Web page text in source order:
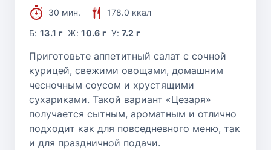
30 мин.
178.0 ккал
Б:13.1 г Ж:10.6 г У:7.2 г
Приготовьте аппетитный салат с сочной
курицей, свежими овощами, домашним
чесночным соусом и хрустящими
сухариками. Такой вариант «Цезаря»
получается сытным, ароматным и отлично
подходит как для повседневного меню, так
и для праздничной подачи.